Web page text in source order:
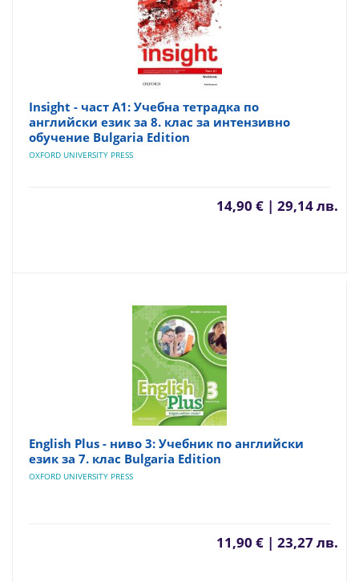
Insight - част A1: Учебна тетрадка по
английски език за 8. клас за интензивно
обучение Bulgaria Edition
OXFORD UNIVERSITY PRESS
14,90 € | 29,14 лв.
English Plus - ниво 3: Учебник по английски
език за 7. клас Bulgaria Edition
OXFORD UNIVERSITY PRESS
11,90 € | 23,27 лв.